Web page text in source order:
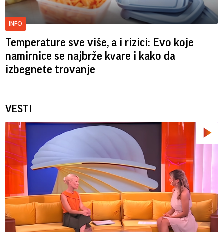
INFO
Temperature sve više, a i rizici: Evo koje
namirnice se najbrže kvare i kako da
izbegnete trovanje
VESTI